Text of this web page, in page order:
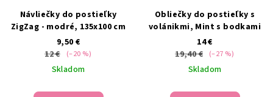
Návliečky do postieľky
ZigZag - modré, 135x100 cm
9,50 €
12 € (–20 %)
Skladom
Obliečky do postieľky s
volánikmi, Mint s bodkami
14 €
19,40 € (–27 %)
Skladom